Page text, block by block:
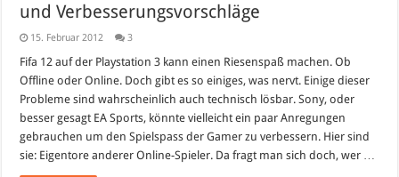
und Verbesserungsvorschläge
15. Februar 2012 3
Fifa 12 auf der Playstation 3 kann einen Riesenspaß machen. Ob
Offline oder Online. Doch gibt es so einiges, was nervt. Einige dieser
Probleme sind wahrscheinlich auch technisch lösbar. Sony, oder
besser gesagt EA Sports, könnte vielleicht ein paar Anregungen
gebrauchen um den Spielspass der Gamer zu verbessern. Hier sind
sie: Eigentore anderer Online-Spieler. Da fragt man sich doch, wer …